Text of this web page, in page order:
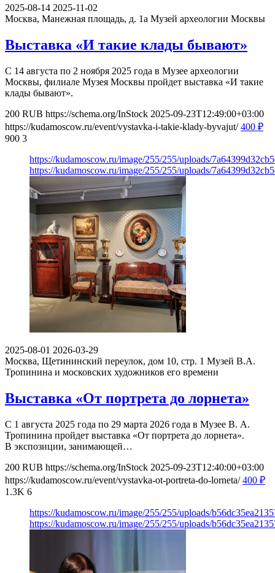
2025-08-14 2025-11-02
Москва, Манежная площадь, д. 1а Музей археологии Москвы
Выставка «И такие клады бывают»
С 14 августа по 2 ноября 2025 года в Музее археологии
Москвы, филиале Музея Москвы пройдет выставка «И такие
клады бывают».
200 RUB https://schema.org/InStock 2025-09-23T12:49:00+03:00
https://kudamoscow.ru/event/vystavka-i-takie-klady-byvajut/ 400 ₽
900 3
https://kudamoscow.ru/image/255/255/uploads/
https://kudamoscow.ru/image/255/255/uploads/
2025-08-01 2026-03-29
Москва, Щетининский переулок, дом 10, стр. 1 Музей В.А.
Тропинина и московских художников его времени
Выставка «От портрета до лорнета»
С 1 августа 2025 года по 29 марта 2026 года в Музее В. А.
Тропинина пройдет выставка «От портрета до лорнета».
В экспозиции, занимающей…
200 RUB https://schema.org/InStock 2025-09-23T12:40:00+03:00
https://kudamoscow.ru/event/vystavka-ot-portreta-do-lorneta/ 400 ₽
1.3K 6
https://kudamoscow.ru/image/255/255/uploads/
https://kudamoscow.ru/image/255/255/uploads/